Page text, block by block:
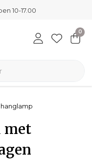
10-17.00
0
met